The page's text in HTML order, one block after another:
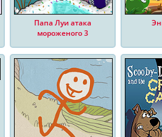
Папа Луи атака
мороженого 3